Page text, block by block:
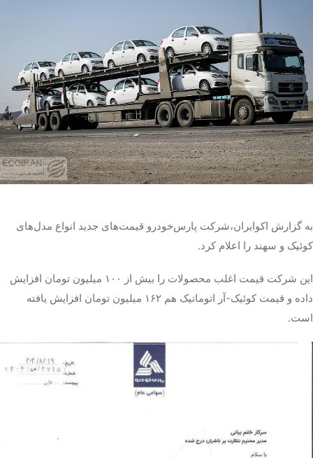
تبلیغات راه نو نیوز
آوین دیلی
تک کده
پایگاه خبری آبان
خرید موتور ایمپلنت
به گزارش اکوایران،شرکت پارس‌خودرو قیمت‌های جدید انواع مدل‌های
کوئیک و سهند را اعلام کرد.
این شرکت قیمت اغلب محصولات را بیش از ۱۰۰ میلیون تومان افزایش
داده و قیمت کوئیک-آر اتوماتیک هم ۱۶۲ میلیون تومان افزایش یافته
است.